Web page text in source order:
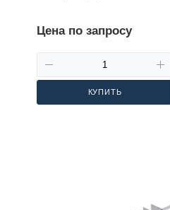
Цена по запросу
КУПИТЬ